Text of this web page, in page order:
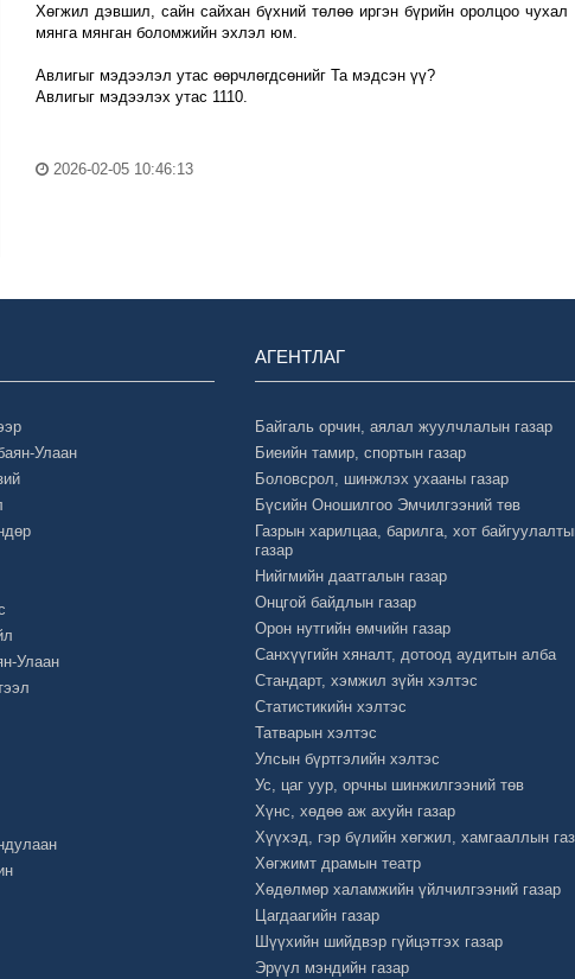
Хөгжил дэвшил, сайн сайхан бүхний төлөө иргэн бүрийн оролцоо
мянга мянган боломжийн эхлэл юм.
Авлигыг мэдээлэл утас өөрчлөгдсөнийг Та мэдсэн үү?
Авлигыг мэдээлэх утас 1110.
2026-02-05 10:46:13
Улаан
Улаан
АГЕНТЛАГ
Байгаль орчин, аялал жуулчлалын газар
Биеийн тамир, спортын газар
Боловсрол, шинжлэх ухааны газар
Бүсийн Оношилгоо Эмчилгээний төв
Газрын харилцаа, барилга, хот
газар
Нийгмийн даатгалын газар
Онцгой байдлын газар
Орон нутгийн өмчийн газар
Санхүүгийн хяналт, дотоод аудитын алба
Стандарт, хэмжил зүйн хэлтэс
Статистикийн хэлтэс
Татварын хэлтэс
Улсын бүртгэлийн хэлтэс
Ус, цаг уур, орчны шинжилгээний төв
Хүнс, хөдөө аж ахуйн газар
Хүүхэд, гэр бүлийн хөгжил, хамгааллын
Хөгжимт драмын театр
Хөдөлмөр халамжийн үйлчилгээний газар
Цагдаагийн газар
Шүүхийн шийдвэр гүйцэтгэх газар
Эрүүл мэндийн газар